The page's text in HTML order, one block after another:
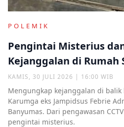
POLEMIK
Pengintai Misterius
Kejanggalan di Rumah
KAMIS, 30 JULI 2026 | 16:00 WIB
Mengungkap kejanggalan di balik
Karumga eks Jampidsus Febrie
Banyumas. Dari pengawasan
pengintai misterius.